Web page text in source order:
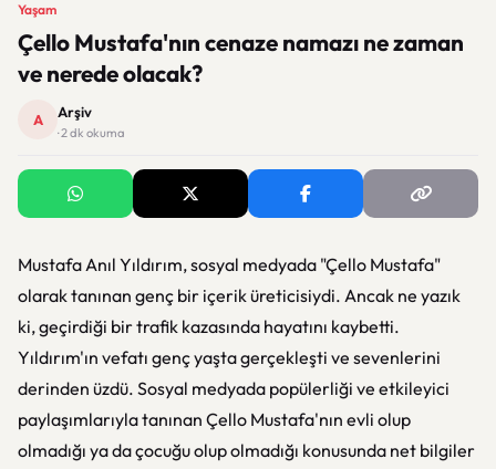
Yaşam
Çello Mustafa'nın cenaze namazı ne zaman
ve nerede olacak?
A Arşiv
· 2 dk okuma
Mustafa Anıl Yıldırım, sosyal medyada "Çello Mustafa"
olarak tanınan genç bir içerik üreticisiydi. Ancak ne yazık
ki, geçirdiği bir trafik kazasında hayatını kaybetti.
Yıldırım'ın vefatı genç yaşta gerçekleşti ve sevenlerini
derinden üzdü. Sosyal medyada popülerliği ve etkileyici
paylaşımlarıyla tanınan Çello Mustafa'nın evli olup
olmadığı ya da çocuğu olup olmadığı konusunda net bilgiler